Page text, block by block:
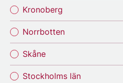
Kronoberg
Norrbotten
Skåne
Stockholms län